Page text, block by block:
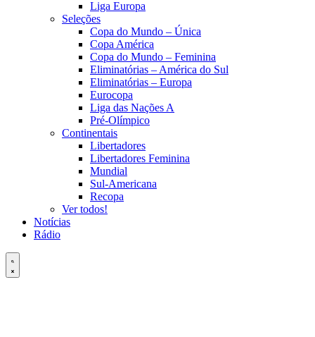
Liga Europa
Seleções
Copa do Mundo – Única
Copa América
Copa do Mundo – Feminina
Eliminatórias – América do Sul
Eliminatórias – Europa
Eurocopa
Liga das Nações A
Pré-Olímpico
Continentais
Libertadores
Libertadores Feminina
Mundial
Sul-Americana
Recopa
Ver todos!
Notícias
Rádio